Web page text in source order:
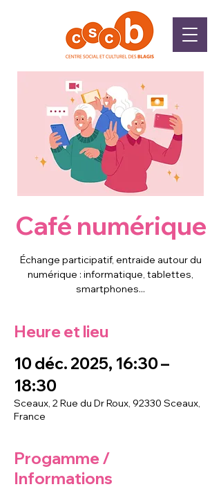
Café numérique
Échange participatif, entraide autour du
numérique : informatique, tablettes,
smartphones...
Heure et lieu
10 déc. 2025, 16:30 –
18:30
Sceaux, 2 Rue du Dr Roux, 92330 Sceaux,
France
Progamme /
Informations